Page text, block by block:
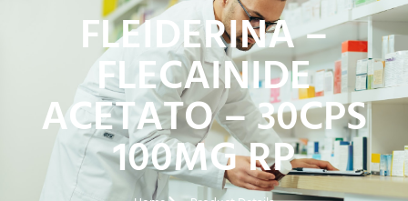
FLEIDERINA –
FLECAINIDE
ACETATO – 30CPS
100MG RP